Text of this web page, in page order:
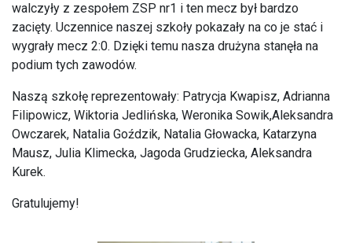
walczyły z zespołem ZSP nr1 i ten mecz był bardzo
zacięty. Uczennice naszej szkoły pokazały na co je stać i
wygrały mecz 2:0. Dzięki temu nasza drużyna stanęła na
podium tych zawodów.
Naszą szkołę reprezentowały: Patrycja Kwapisz, Adrianna
Filipowicz, Wiktoria Jedlińska, Weronika Sowik,Aleksandra
Owczarek, Natalia Goździk, Natalia Głowacka, Katarzyna
Mausz, Julia Klimecka, Jagoda Grudziecka, Aleksandra
Kurek.
Gratulujemy!